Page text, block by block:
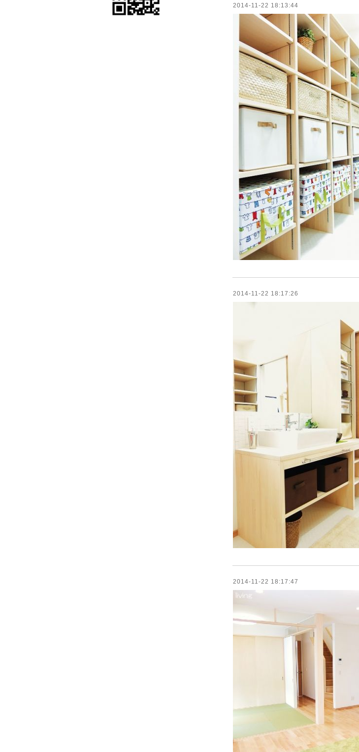
2014-11-22 18:13:44
2014-11-22 18:17:26
2014-11-22 18:17:47